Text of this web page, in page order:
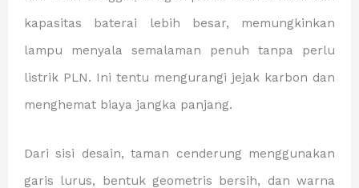
kapasitas baterai lebih besar, memungkinkan
lampu menyala semalaman penuh tanpa perlu
listrik PLN. Ini tentu mengurangi jejak karbon dan
menghemat biaya jangka panjang.
Dari sisi desain, taman cenderung menggunakan
garis lurus, bentuk geometris bersih, dan warna